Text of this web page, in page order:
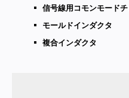
信号線用コモンモード
モールドインダクタ
複合インダクタ